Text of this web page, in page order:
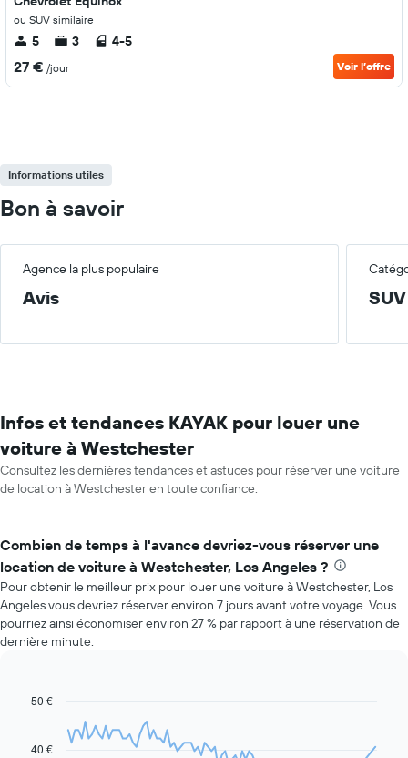
ou SUV similaire
5 3 4-5
27 € /jour Voir l’offre
Informations utiles
Bon à savoir
Agence la plus populaire
Avis SUV
Infos et tendances KAYAK pour louer une
voiture à Westchester
Consultez les dernières tendances et astuces pour réserver une voiture
de location à Westchester en toute confiance.
Combien de temps à l'avance devriez-vous réserver une
location de voiture à Westchester, Los Angeles ?
Pour obtenir le meilleur prix pour louer une voiture à Westchester, Los
Angeles vous devriez réserver environ 7 jours avant votre voyage. Vous
pourriez ainsi économiser environ 27 % par rapport à une réservation de
dernière minute.
Line
Chart
40 €
50 €